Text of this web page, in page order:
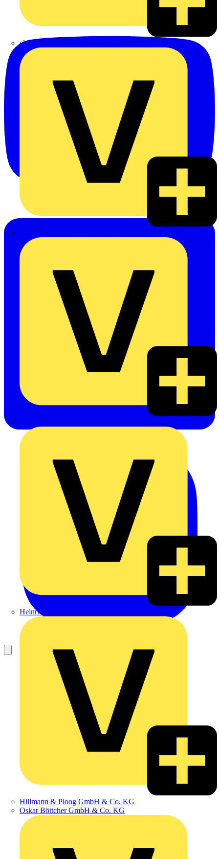
eldis electro distributor GmbH
Heinrich Häusler GmbH
Hillmann & Ploog GmbH & Co. KG
Oskar Böttcher GmbH & Co. KG